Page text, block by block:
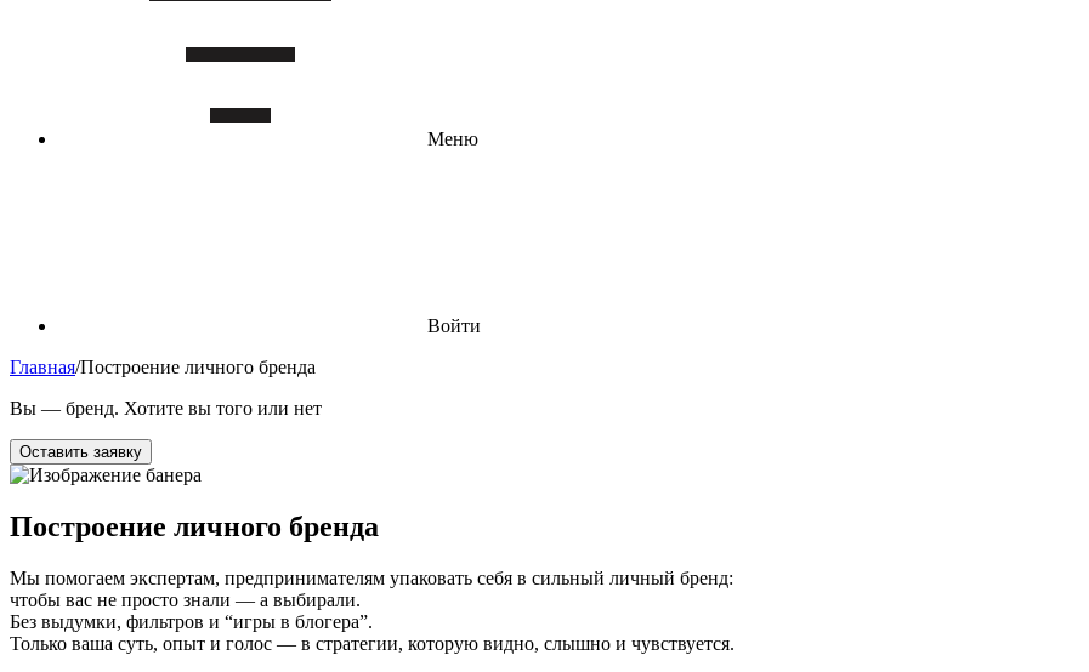
Меню
Войти
Главная/Построение личного бренда
Вы — бренд. Хотите вы того или нет
Оставить заявку
Построение личного бренда
Мы помогаем экспертам, предпринимателям упаковать себя в сильный личный бренд:
чтобы вас не просто знали — а выбирали.
Без выдумки, фильтров и “игры в блогера”.
Только ваша суть, опыт и голос — в стратегии, которую видно, слышно и чувствуется.